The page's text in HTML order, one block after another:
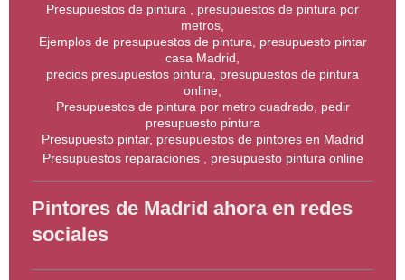
Presupuestos de pintura , presupuestos de pintura por
metros,
Ejemplos de presupuestos de pintura, presupuesto pintar
casa Madrid,
precios presupuestos pintura, presupuestos de pintura
online,
Presupuestos de pintura por metro cuadrado, pedir
presupuesto pintura
Presupuesto pintar, presupuestos de pintores en Madrid
Presupuestos reparaciones , presupuesto pintura online
Pintores de Madrid ahora en redes
sociales